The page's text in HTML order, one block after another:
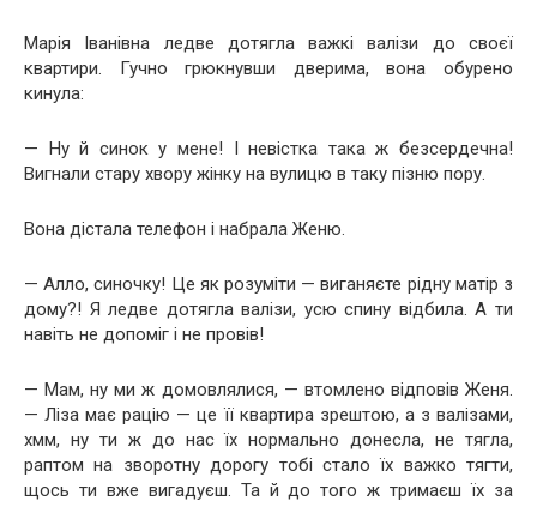
Марія Іванівна ледве дотягла важкі валізи до своєї
квартири. Гучно грюкнувши дверима, вона обурено
кинула:
— Ну й синок у мене! І невістка така ж безсердечна!
Вигнали стару хвору жінку на вулицю в таку пізню пору.
Вона дістала телефон і набрала Женю.
— Алло, синочку! Це як розуміти — виганяєте рідну матір з
дому?! Я ледве дотягла валізи, усю спину відбила. А ти
навіть не допоміг і не провів!
— Мам, ну ми ж домовлялися, — втомлено відповів Женя.
— Ліза має рацію — це її квартира зрештою, а з валізами,
хмм, ну ти ж до нас їх нормально донесла, не тягла,
раптом на зворотну дорогу тобі стало їх важко тягти,
щось ти вже вигадуєш. Та й до того ж тримаєш їх за